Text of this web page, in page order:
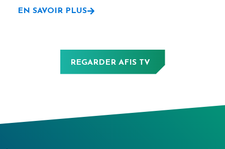
EN SAVOIR PLUS
REGARDER AFIS TV